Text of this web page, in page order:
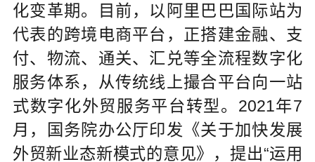
化变革期。目前，以阿里巴巴国际站为
代表的跨境电商平台，正搭建金融、支
付、物流、通关、汇兑等全流程数字化
服务体系，从传统线上撮合平台向一站
式数字化外贸服务平台转型。2021年7
月，国务院办公厅印发《关于加快发展
外贸新业态新模式的意见》，提出“运用